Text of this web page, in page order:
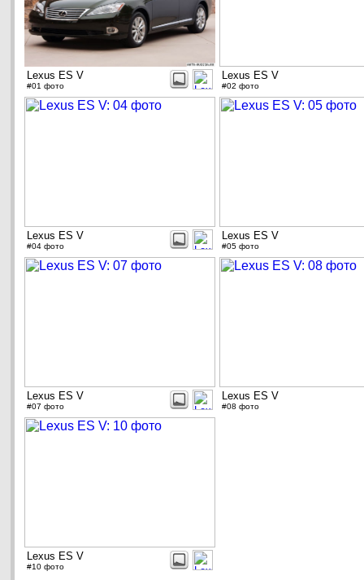
Lexus ES V
#01 фото
Lexus ES V
#02 фото
Lexus ES V
#04 фото
Lexus ES V
#05 фото
Lexus ES V
#07 фото
Lexus ES V
#08 фото
Lexus ES V
#10 фото